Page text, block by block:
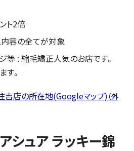
ト2倍
容の全てが対象
等 : 縮毛矯正人気のお店です。
す。
吉店の所在地(Googleマップ)（外
シュア ラッキー錦